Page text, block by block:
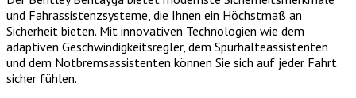
und Fahrassistenzsysteme, die Ihnen ein Höchstmaß an
Sicherheit bieten. Mit innovativen Technologien wie dem
adaptiven Geschwindigkeitsregler, dem Spurhalteassistenten
und dem Notbremsassistenten können Sie sich auf jeder Fahrt
sicher fühlen.